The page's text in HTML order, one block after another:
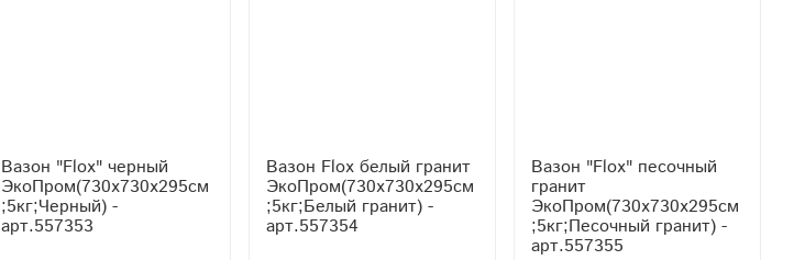
Вазон "Flox" черный
ЭкоПром(730x730x295см
;5кг;Черный) -
арт.557353
Вазон Flox белый гранит
ЭкоПром(730x730x295см
;5кг;Белый гранит) -
арт.557354
Вазон "Flox" песочный
гранит
ЭкоПром(730x730x295см
;5кг;Песочный гранит) -
арт.557355